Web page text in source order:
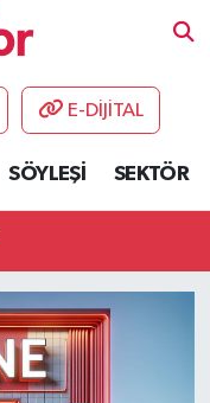
E-DİJİTAL
SÖYLEŞİ SEKTÖR